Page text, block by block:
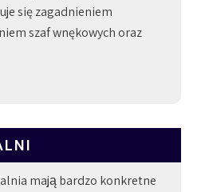
się zagadnieniem
szaf wnękowych oraz
mają bardzo konkretne